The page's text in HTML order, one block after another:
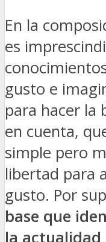
En la
es
gusto e
para hacer la
en cuenta,
simple pero
libertad para
gusto. Por
base que
la